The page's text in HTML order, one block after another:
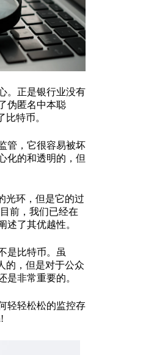
。正是银行业没有
伪匿名中本聪
比特币。
管，它很容易被坏
化的和透明的，但
光环，但是它的过
前，我们已经在
述了其优越性。
是比特币。虽
的，但是对于公众
是非常重要的。
轻轻松松的监控存